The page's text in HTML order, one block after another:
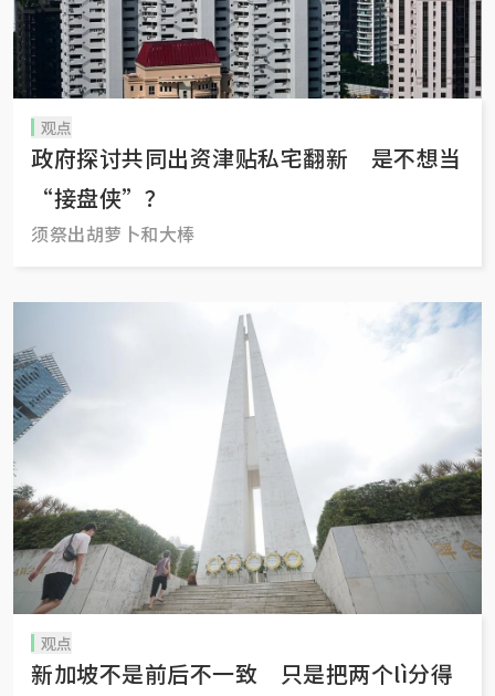
观点
政府探讨共同出资津贴私宅翻新 是不想当
“接盘侠”？
须祭出胡萝卜和大棒
观点
新加坡不是前后不一致 只是把两个lì分得